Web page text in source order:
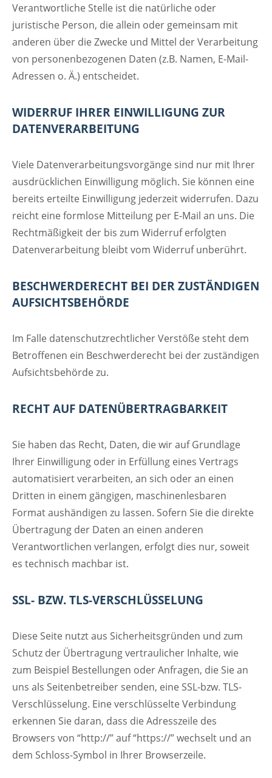
Verantwortliche Stelle ist die natürliche oder
juristische Person, die allein oder gemeinsam mit
anderen über die Zwecke und Mittel der Verarbeitung
von personenbezogenen Daten (z.B. Namen, E-Mail-
Adressen o. Ä.) entscheidet.
WIDERRUF IHRER EINWILLIGUNG ZUR
DATENVERARBEITUNG
Viele Datenverarbeitungsvorgänge sind nur mit Ihrer
ausdrücklichen Einwilligung möglich. Sie können eine
bereits erteilte Einwilligung jederzeit widerrufen. Dazu
reicht eine formlose Mitteilung per E-Mail an uns. Die
Rechtmäßigkeit der bis zum Widerruf erfolgten
Datenverarbeitung bleibt vom Widerruf unberührt.
BESCHWERDERECHT BEI DER ZUSTÄNDIGEN
AUFSICHTSBEHÖRDE
Im Falle datenschutzrechtlicher Verstöße steht dem
Betroffenen ein Beschwerderecht bei der zuständigen
Aufsichtsbehörde zu.
RECHT AUF DATENÜBERTRAGBARKEIT
Sie haben das Recht, Daten, die wir auf Grundlage
Ihrer Einwilligung oder in Erfüllung eines Vertrags
automatisiert verarbeiten, an sich oder an einen
Dritten in einem gängigen, maschinenlesbaren
Format aushändigen zu lassen. Sofern Sie die direkte
Übertragung der Daten an einen anderen
Verantwortlichen verlangen, erfolgt dies nur, soweit
es technisch machbar ist.
SSL- BZW. TLS-VERSCHLÜSSELUNG
Diese Seite nutzt aus Sicherheitsgründen und zum
Schutz der Übertragung vertraulicher Inhalte, wie
zum Beispiel Bestellungen oder Anfragen, die Sie an
uns als Seitenbetreiber senden, eine SSL-bzw. TLS-
Verschlüsselung. Eine verschlüsselte Verbindung
erkennen Sie daran, dass die Adresszeile des
Browsers von “http://” auf “https://” wechselt und an
dem Schloss-Symbol in Ihrer Browserzeile.